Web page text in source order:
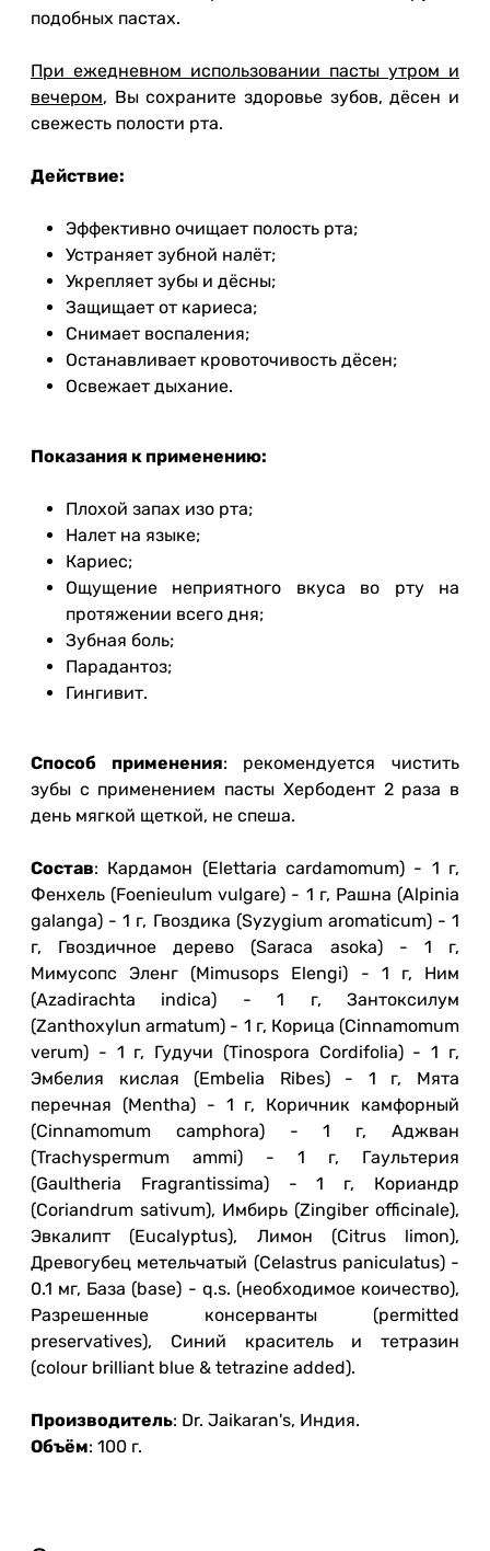
подобных пастах.
При ежедневном использовании пасты утром и
вечером, Вы сохраните здоровье зубов, дёсен и
свежесть полости рта.
Действие:
Эффективно очищает полость рта;
Устраняет зубной налёт;
Укрепляет зубы и дёсны;
Защищает от кариеса;
Снимает воспаления;
Останавливает кровоточивость дёсен;
Освежает дыхание.
Показания к применению:
Плохой запах изо рта;
Налет на языке;
Кариес;
Ощущение неприятного вкуса во рту на
протяжении всего дня;
Зубная боль;
Парадантоз;
Гингивит.
Способ применения: рекомендуется чистить
зубы с применением пасты Хербодент 2 раза в
день мягкой щеткой, не спеша.
Состав: Кардамон (Elettaria cardamomum) - 1 г,
Фенхель (Foenieulum vulgare) - 1 г, Рашна (Alpinia
galanga) - 1 г, Гвоздика (Syzygium aromaticum) - 1
г, Гвоздичное дерево (Saraca asoka) - 1 г,
Мимусопс Эленг (Mimusops Elengi) - 1 г, Ним
(Azadirachta indica) - 1 г, Зантоксилум
(Zanthoxylun armatum) - 1 г, Корица (Cinnamomum
verum) - 1 г, Гудучи (Tinospora Cordifolia) - 1 г,
Эмбелия кислая (Embelia Ribes) - 1 г, Мята
перечная (Mentha) - 1 г, Коричник камфорный
(Cinnamomum camphora) - 1 г, Аджван
(Trachyspermum ammi) - 1 г, Гаультерия
(Gaultheria Fragrantissima) - 1 г, Кориандр
(Coriandrum sativum), Имбирь (Zingiber officinale),
Эвкалипт (Eucalyptus), Лимон (Citrus limon),
Древогубец метельчатый (Celastrus paniculatus) -
0.1 мг, База (base) - q.s. (необходимое коичество),
Разрешенные консерванты (permitted
preservatives), Синий краситель и тетразин
(colour brilliant blue & tetrazine added).
Производитель: Dr. Jaikaran's, Индия.
Объём: 100 г.